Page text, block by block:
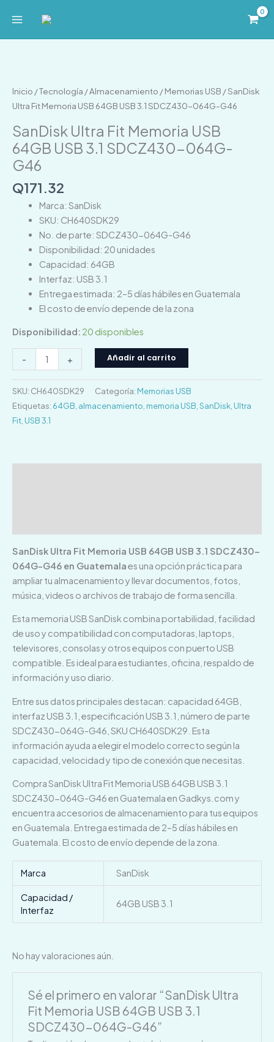
Inicio /Tecnología /Almacenamiento /Memorias USB / SanDisk
Ultra Fit Memoria USB 64GB USB 3.1 SDCZ430-064G-G46
SanDisk Ultra Fit Memoria USB
64GB USB 3.1 SDCZ430-064G-
G46
Q171.32
Marca: SanDisk
SKU: CH640SDK29
No. de parte: SDCZ430-064G-G46
Disponibilidad: 20 unidades
Capacidad: 64GB
Interfaz: USB 3.1
Entrega estimada: 2–5 días hábiles en Guatemala
El costo de envío depende de la zona
Disponibilidad: 20 disponibles
-
Fit
Memoria
64GB
USB
3.1
064G-
G46
cantidad
+ Añadir al carrito
SKU: CH640SDK29 Categoría: Memorias USB
Etiquetas: 64GB almacenamiento memoria USB SanDisk Ultra
Fit USB 3.1
SanDisk Ultra Fit Memoria USB 64GB USB 3.1 SDCZ430-
064G-G46 en Guatemalaes una opción práctica para
ampliar tu almacenamiento y llevar documentos, fotos,
música, videos o archivos de trabajo de forma sencilla.
Esta memoria USB SanDisk combina portabilidad, facilidad
de uso y compatibilidad con computadoras, laptops,
televisores, consolas y otros equipos con puerto USB
compatible. Es ideal para estudiantes, oficina, respaldo de
información y uso diario.
Entre sus datos principales destacan: capacidad 64GB,
interfaz USB 3.1, especificación USB 3.1, número de parte
SDCZ430-064G-G46, SKU CH640SDK29. Esta
información ayuda a elegir el modelo correcto según la
capacidad, velocidad y tipo de conexión que necesitas.
Compra SanDisk Ultra Fit Memoria USB 64GB USB 3.1
SDCZ430-064G-G46 en Guatemala en Gadkys.com y
encuentra accesorios de almacenamiento para tus equipos
en Guatemala. Entrega estimada de 2–5 días hábiles en
Guatemala. El costo de envío depende de la zona.
Marca SanDisk
Capacidad /
Interfaz
64GB USB 3.1
No hay valoraciones aún.
Sé el primero en valorar “SanDisk Ultra
Fit Memoria USB 64GB USB 3.1
SDCZ430-064G-G46”